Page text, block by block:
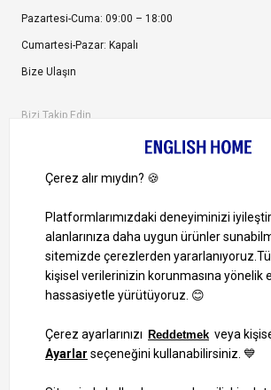
Pazartesi-Cuma: 09:00 – 18:00
Cumartesi-Pazar: Kapalı
Bize Ulaşın
Bizi Takip Edin
1000 TL ve Üzeri Alışverişlerinizde Kargo Bedava!
Bilgi Toplum Hizmetleri
KVKK Veri İşleme Politikamız